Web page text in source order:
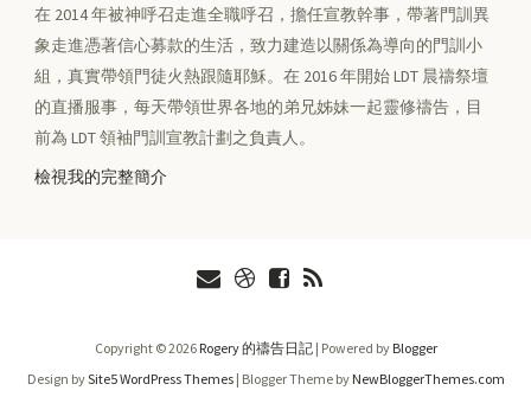
在 2014 年被神呼召走進全職呼召，擔任宣教幹事，帶著門訓異
象走進憑著信心募款的生活，致力建造以關係為導向的門訓小
組，真實帶領門徒火熱跟隨耶穌。在 2016 年開始 LDT 晨禱祭壇
的直播服事，每天帶領世界各地的弟兄姊妹一起靈修禱告，目
前為 LDT 領袖門訓宣教計劃之負責人。
檢視我的完整簡介
Copyright ©2026 Rogery 的禱告日記| Powered by Blogger
Design bySite5 WordPress Themes| Blogger Theme by NewBloggerThemes.com